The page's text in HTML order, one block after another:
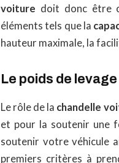
voiture doit donc être
éléments tels que la
hauteur maximale, la
Le poids de levage
Le rôle de la chandelle
et pour la soutenir une
soutenir votre véhicule
premiers critères à